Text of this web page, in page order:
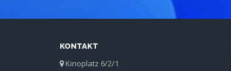
KONTAKT
Kinoplatz 6/2/1